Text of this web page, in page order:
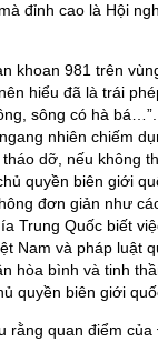
đỉnh cao là Hội
khoan 981 trên
hiểu đã là trái
sông có hà
nhiên chiếm
dỡ, nếu không
quyền biên giới
đơn giản như
Trung Quốc biết
Nam và pháp luật
hòa bình và tinh
quyền biên giới
rằng quan điểm